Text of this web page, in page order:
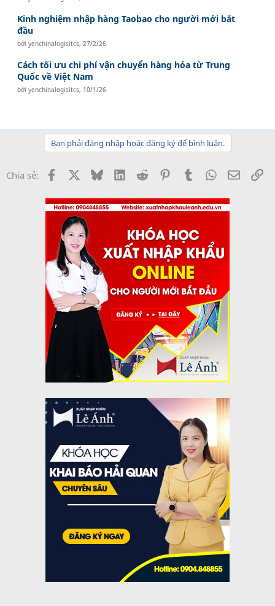
Kinh nghiệm nhập hàng Taobao cho người mới bắt
đầu
bởiyenchinalogisitcs, 27/2/26
Cách tối ưu chi phí vận chuyển hàng hóa từ Trung
Quốc về Việt Nam
bởiyenchinalogisitcs, 10/1/26
Bạn phải đăng nhập hoặc đăng ký để bình luận.
Chia sẻ: Facebook BlueskyLinkedInReddit PinterestTumblrWhatsApp
Email